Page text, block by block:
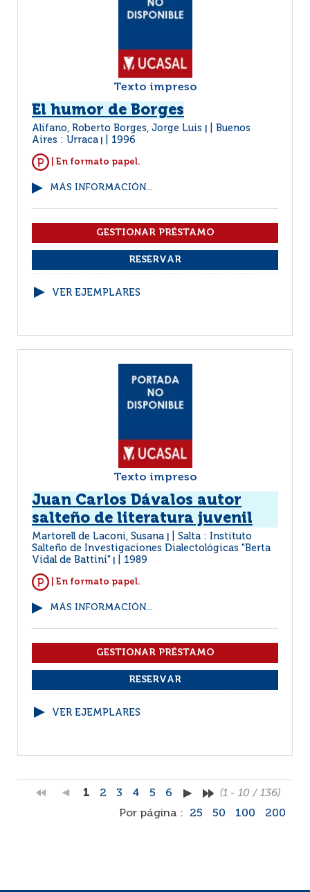
Texto impreso
El humor de Borges
Alifano, Roberto Borges, Jorge Luis
Buenos
Aires : Urraca
1996
| En formato papel.
MÁS INFORMACIÓN...
VER EJEMPLARES
Texto impreso
Juan Carlos Dávalos autor
salteño de literatura juvenil
Martorell de Laconi, Susana
Salta : Instituto
Salteño de Investigaciones Dialectológicas "Berta
Vidal de Battini"
1989
| En formato papel.
MÁS INFORMACIÓN...
VER EJEMPLARES
1 2 3 4 5 6
(1 - 10 / 136)
Por página :
25 50 100 200